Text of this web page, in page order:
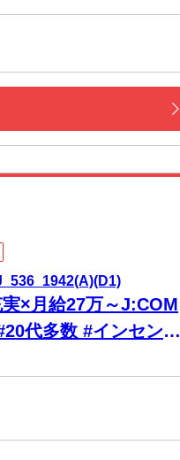
×月給27万～J:COM
代多数 #インセンテ